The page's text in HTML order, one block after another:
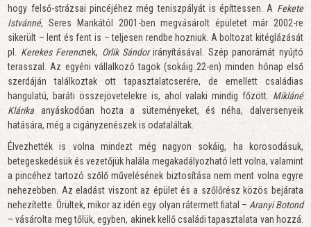
hogy felső-strázsai pincéjéhez még teniszpályát is építtessen. A Fekete
Istvánné, Seres Marikától 2001-ben megvásárolt épületet már 2002-re
sikerült – lent és fent is – teljesen rendbe hozniuk. A boltozat kitéglázását
pl. Kerekes Ferencnek, Orlik Sándorirányításával. Szép panorámát nyújtó
terasszal. Az egyéni vállalkozó tagok (sokáig 22-en) minden hónap első
szerdáján találkoztak ott tapasztalatcserére, de emellett családias
hangulatú, baráti összejövetelekre is, ahol valaki mindig főzött. Mikláné
Klárika anyáskodóan hozta a süteményeket, és néha, dalversenyeik
hatására, még a cigányzenészek is odataláltak.
Élvezhették is volna mindezt még nagyon sokáig, ha korosodásuk,
betegeskedésük és vezetőjük halála megakadályozható lett volna, valamint
a pincéhez tartozó szőlő művelésének biztosítása nem ment volna egyre
nehezebben. Az eladást viszont az épület és a szőlőrész közös bejárata
nehezítette. Örültek, mikor az idén egy olyan rátermett fiatal – Aranyi Botond
– vásárolta meg tőlük, egyben, akinek kellő családi tapasztalata van hozzá.